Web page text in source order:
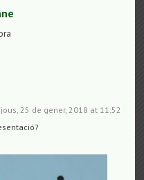
25 de gener, 2018 at 11:52